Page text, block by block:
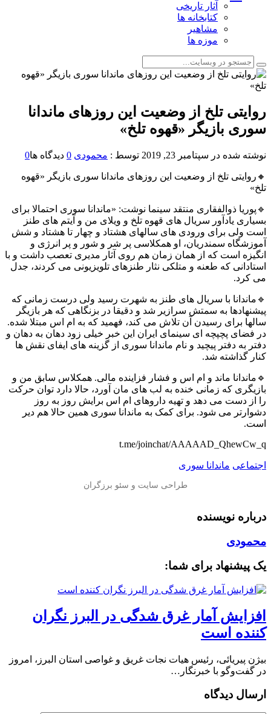
آثار تاریخی
کتابخانه ها
مشاهیر
موزه ها
روایتی تلخ از وضعیت این روزهای ماندانا
سوری بازیگر «قهوه تلخ»
نوشته شده در سپتامبر 23, 2019 توسط : محمودی 0 دیدگاه ها0
🔸روایتی تلخ از وضعیت این روزهای ماندانا سوری بازیگر «قهوه
تلخ»
🔹پوریا ذوالفقاری منتقد سینما نوشت: «ماندانا سوری احتمالا برای
بسیاری یادآور سریال های قهوه تلخ و ویلای من و آیتم های طنز
است ولی برای ورودی های سالهای هشتاد و چهار تا هشتاد و شش
آموزشگاه سمندریان، او همکلاسی پر شر و شور و پر انرژی و
انگیزه است که از همان زمان هم روی آثار مدیری تعصب داشت و با
استادانی که طعنه و متلکی نثار طنزهای تلویزیونی می کردند، جدل
می کرد.
🔹ماندانا با سریال های طنز به شهرت رسید ولی درست زمانی که
پیشنهادها به سمتش سرازیر شد و دقیقا در بزنگاهی که هر بازیگر
سالها برای رسیدن آن تلاش می کند، فهمید که به ام اس مبتلا شده.
در فضای پچپچه ای سینمای ایران این خبر خیلی زود دهان به دهان و
دفتر به دفتر پیچید و نام ماندانا سوری از گزینه های ایفای نقش ها
کنار گذاشته شد.
🔹ماندانا ماند و ام اس و فشار فزاینده مالی. همکلاس سابق من و
بازیگری که زمانی خنده به لب های مان آورد، حالا دارد توان حرکت
را از دست می دهد و تهیه داروهای ام اس برایش روز به روز
دشوارتر می شود. برای کمک به ماندانا سوری همین حالا هم دیر
است.
t.me/joinchat/AAAAAD_QhewCw_q
اجتماعی ماندانا سوری
درباره نویسنده
محمودی
یک پیشنهاد برای شما:
افزایش آمار غرق شدگی در البرز نگران
کننده است
بیژن پیریائی، رئیس هیات نجات غریق و غواصی استان البرز، امروز
در گفت‌وگو با خبرنگار…
ارسال دیدگاه